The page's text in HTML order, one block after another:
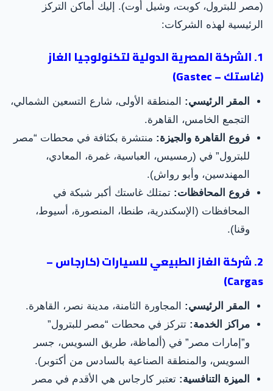
(مصر للبترول، كوبت، وشيل أوت). إليك أماكن التركز
الرئيسية لهذه الشركات:
1. الشركة المصرية الدولية لتكنولوجيا الغاز
(غاستك – Gastec)
المقر الرئيسي: المنطقة الأولى، شارع التسعين الشمالي،
التجمع الخامس، القاهرة.
فروع القاهرة والجيزة: منتشرة بكثافة في محطات “مصر
للبترول” في (رمسيس، العباسية، غمرة، المعادي،
المهندسين، وأبو رواش).
فروع المحافظات: تمتلك غاستك أكبر شبكة في
المحافظات (الإسكندرية، طنطا، المنصورة، أسيوط،
وقنا).
2. شركة الغاز الطبيعي للسيارات (كارجاس –
Cargas)
المقر الرئيسي: المجاورة الثامنة، مدينة نصر، القاهرة.
مراكز الخدمة: تتركز في محطات “مصر للبترول”
و”إمارات مصر” في (ألماظة، طريق السويس، جسر
السويس، والمنطقة الصناعية بالسادس من أكتوبر).
الميزة التنافسية: تعتبر كارجاس هي الأقدم في مصر